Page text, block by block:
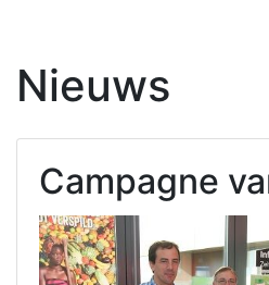
Nieuws
Campagne